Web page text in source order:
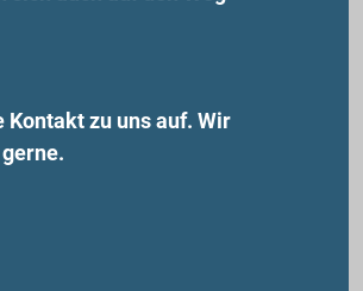
Kontakt zu uns auf. Wir